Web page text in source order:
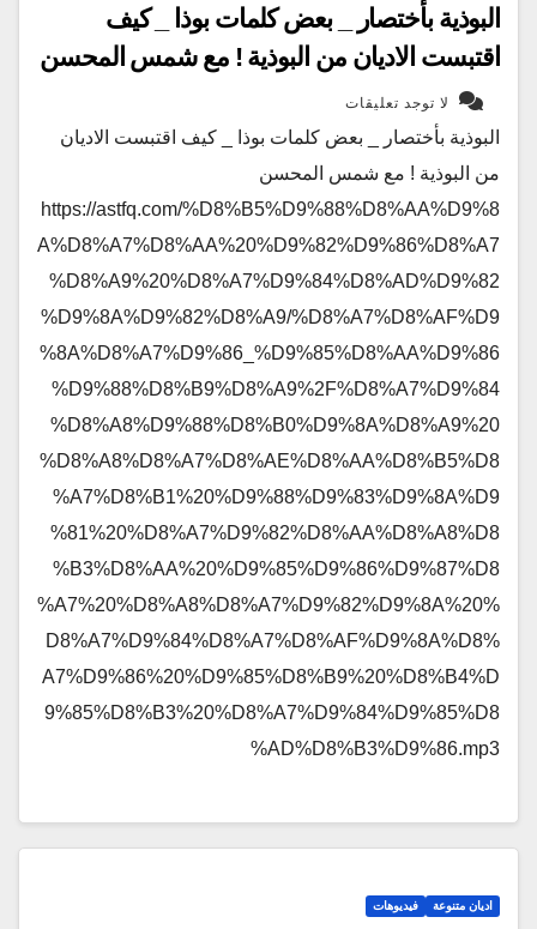
البوذية بأختصار _ بعض كلمات بوذا _ كيف
اقتبست الاديان من البوذية ! مع شمس المحسن
لا توجد تعليقات
البوذية بأختصار _ بعض كلمات بوذا _ كيف اقتبست الاديان
من البوذية ! مع شمس المحسن
https://astfq.com/%D8%B5%D9%88%D8%AA%D9%8
A%D8%A7%D8%AA%20%D9%82%D9%86%D8%A7
%D8%A9%20%D8%A7%D9%84%D8%AD%D9%82
%D9%8A%D9%82%D8%A9/%D8%A7%D8%AF%D9
%8A%D8%A7%D9%86_%D9%85%D8%AA%D9%86
%D9%88%D8%B9%D8%A9%2F%D8%A7%D9%84
%D8%A8%D9%88%D8%B0%D9%8A%D8%A9%20
%D8%A8%D8%A7%D8%AE%D8%AA%D8%B5%D8
%A7%D8%B1%20%D9%88%D9%83%D9%8A%D9
%81%20%D8%A7%D9%82%D8%AA%D8%A8%D8
%B3%D8%AA%20%D9%85%D9%86%D9%87%D8
%A7%20%D8%A8%D8%A7%D9%82%D9%8A%20%
D8%A7%D9%84%D8%A7%D8%AF%D9%8A%D8%
A7%D9%86%20%D9%85%D8%B9%20%D8%B4%D
9%85%D8%B3%20%D8%A7%D9%84%D9%85%D8
%AD%D8%B3%D9%86.mp3
اديان متنوعة فيديوهات